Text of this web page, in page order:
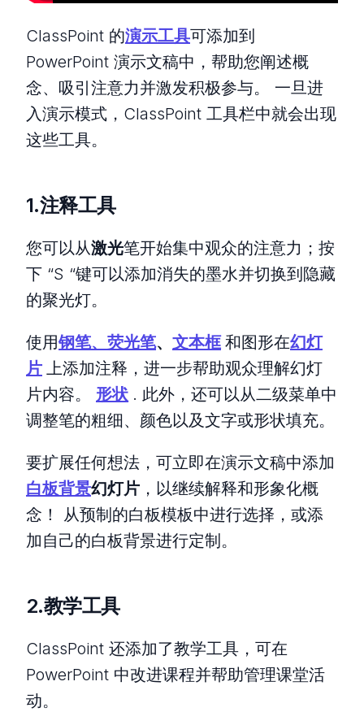
ClassPoint 的演示工具可添加到
PowerPoint 演示文稿中，帮助您阐述概
念、吸引注意力并激发积极参与。 一旦进
入演示模式，ClassPoint 工具栏中就会出现
这些工具。
1.注释工具
您可以从激光笔开始集中观众的注意力；按
下 “S “键可以添加消失的墨水并切换到隐藏
的聚光灯。
使用钢笔、荧光笔、 文本框 和图形在幻灯
片 上添加注释，进一步帮助观众理解幻灯
片内容。 形状 . 此外，还可以从二级菜单中
调整笔的粗细、颜色以及文字或形状填充。
要扩展任何想法，可立即在演示文稿中添加
白板背景幻灯片 ，以继续解释和形象化概
念！ 从预制的白板模板中进行选择，或添
加自己的白板背景进行定制。
2.教学工具
ClassPoint 还添加了教学工具，可在
PowerPoint 中改进课程并帮助管理课堂活
动。